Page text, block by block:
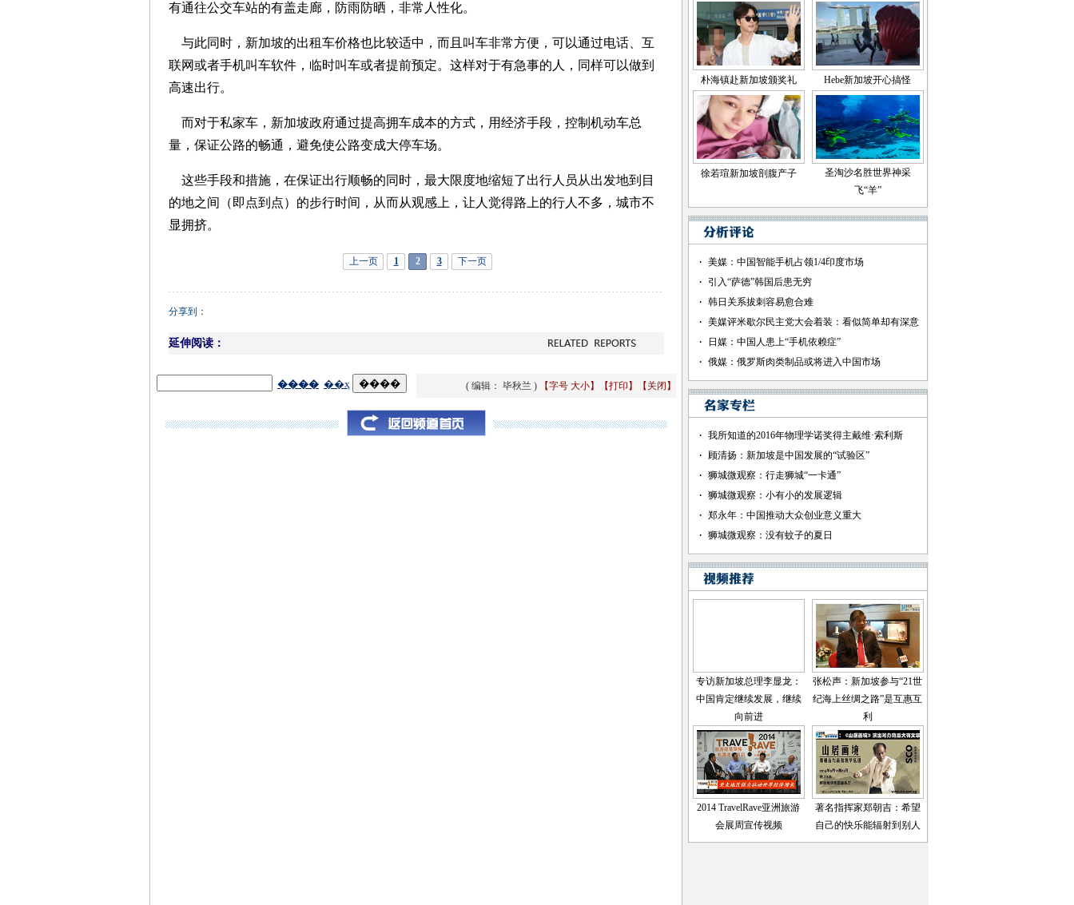
有通往公交车站的有盖走廊，防雨防晒，非常人性化。
与此同时，新加坡的出租车价格也比较适中，而且叫车非常方便，可以通过电话、互
联网或者手机叫车软件，临时叫车或者提前预定。这样对于有急事的人，同样可以做到
高速出行。
而对于私家车，新加坡政府通过提高拥车成本的方式，用经济手段，控制机动车总
量，保证公路的畅通，避免使公路变成大停车场。
这些手段和措施，在保证出行顺畅的同时，最大限度地缩短了出行人员从出发地到目
的地之间（即点到点）的步行时间，从而从观感上，让人觉得路上的行人不多，城市不
显拥挤。
上一页 1 2 3 下一页
分享到：
延伸阅读：
( 编辑： 毕秋兰 ) 【字号 大小】 【打印 】 【 关闭 】